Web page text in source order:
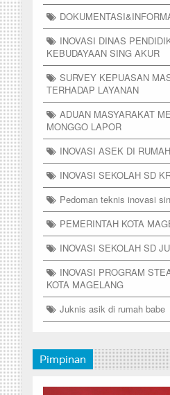
INOVASI DINAS
KEBUDAYAAN SING AKUR
SURVEY KEPUASAN
TERHADAP LAYANAN
ADUAN MASYARAKAT
MONGGO LAPOR
INOVASI ASEK DI
INOVASI SEKOLAH SD
Pedoman teknis inovasi
PEMERINTAH KOTA
INOVASI SEKOLAH SD
INOVASI PROGRAM
KOTA MAGELANG
Juknis asik di rumah babe
Pimpinan